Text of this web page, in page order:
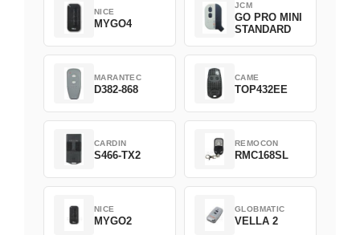
NICE
MYGO4
JCM
GO PRO MINI
STANDARD
MARANTEC
D382-868
CAME
TOP432EE
CARDIN
S466-TX2
REMOCON
RMC168SL
NICE
MYGO2
GLOBMATIC
VELLA 2